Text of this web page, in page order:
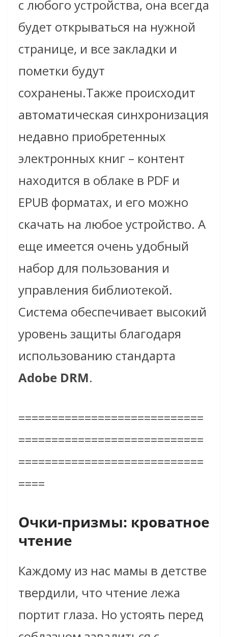
с любого устройства, она всегда
будет открываться на нужной
странице, и все закладки и
пометки будут
сохранены.Также происходит
автоматическая синхронизация
недавно приобретенных
электронных книг – контент
находится в облаке в PDF и
EPUB форматах, и его можно
скачать на любое устройство. А
еще имеется очень удобный
набор для пользования и
управления библиотекой.
Система обеспечивает высокий
уровень защиты благодаря
использованию стандарта
Adobe DRM.
============================
============================
============================
====
Очки-призмы: кроватное
чтение
Каждому из нас мамы в детстве
твердили, что чтение лежа
портит глаза. Но устоять перед